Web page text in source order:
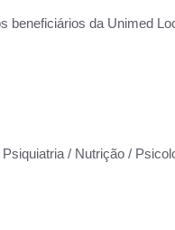
beneficiários da Unimed
/ Nutrição /